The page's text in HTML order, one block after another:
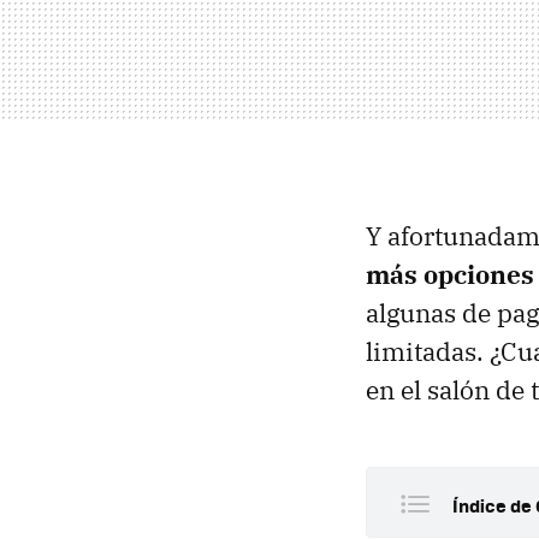
Y
más
algunas de
limitadas.
en el salón de
Índice de